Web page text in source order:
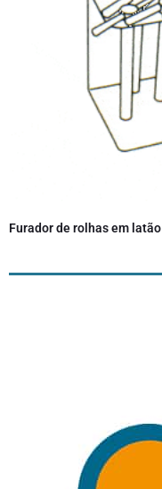
Furador de rolhas em latão